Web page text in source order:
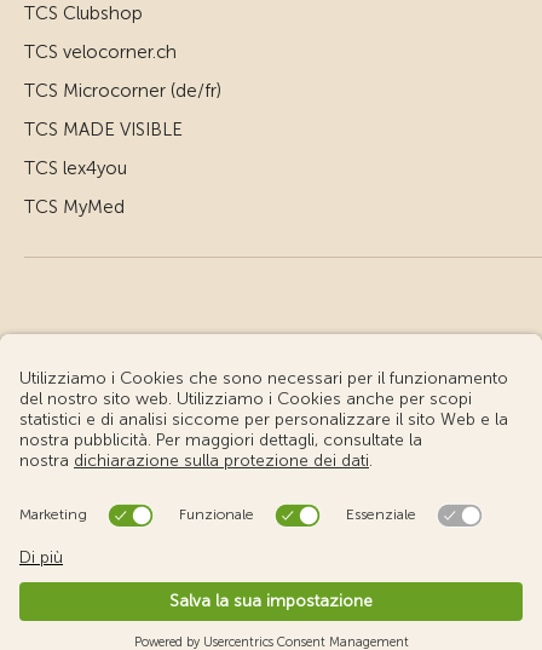
TCS Clubshop
TCS velocorner.ch
TCS Microcorner (de/fr)
TCS MADE VISIBLE
TCS lex4you
TCS MyMed
© Touring Club Svizzero
Condizioni d'uso – Informazioni giuridiche
Impostazione cookie